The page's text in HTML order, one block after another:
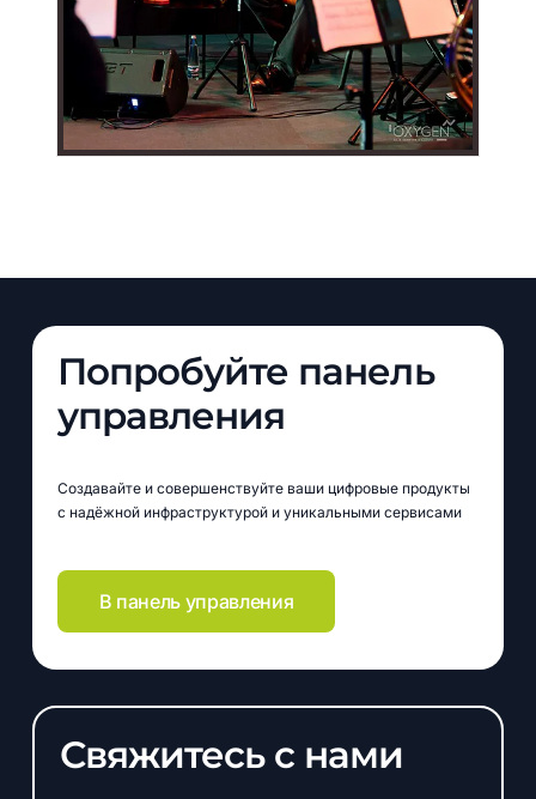
Попробуйте панель
управления
Создавайте и совершенствуйте ваши цифровые продукты
с надёжной инфраструктурой и уникальными сервисами
В панель управления
Свяжитесь с нами